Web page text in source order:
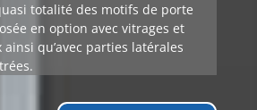
totalité des motifs de porte
en option avec vitrages et
qu’avec parties latérales